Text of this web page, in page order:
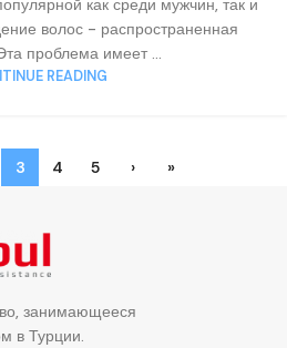
как среди мужчин, так и
волос - распространенная
проблема имеет ...
READING
3 4 5 › »
занимающееся
в Турции.